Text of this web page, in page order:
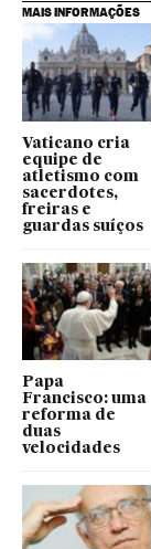
MAIS INFORMAÇÕES
Vaticano cria
equipe de
atletismo com
sacerdotes,
freiras e
guardas suíços
Papa
Francisco: uma
reforma de
duas
velocidades